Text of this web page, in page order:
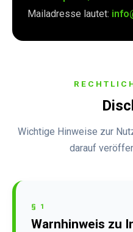
Mailadresse lautet:
Wichtige Hinweise zur
darauf
§ 1
Warnhinweis zu